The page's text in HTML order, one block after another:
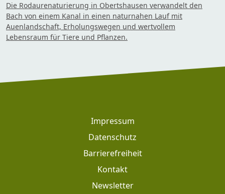
Die Rodaurenaturierung in Obertshausen verwandelt den
Bach von einem Kanal in einen naturnahen Lauf mit
Auenlandschaft, Erholungswegen und wertvollem
Lebensraum für Tiere und Pflanzen.
Impressum
Datenschutz
Barrierefreiheit
Kontakt
Newsletter